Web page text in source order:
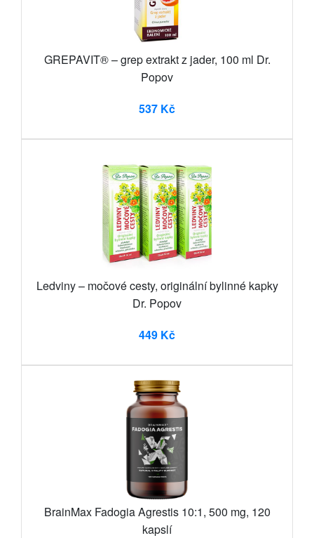
GREPAVIT® – grep extrakt z jader, 100 ml Dr.
Popov
537 Kč
Ledviny – močové cesty, originální bylinné kapky
Dr. Popov
449 Kč
BrainMax Fadogia Agrestis 10:1, 500 mg, 120
kapslí